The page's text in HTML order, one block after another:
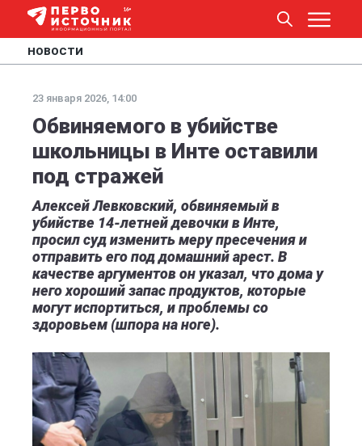
НОВОСТИ
23 января 2026, 14:00
Обвиняемого в убийстве
школьницы в Инте оставили
под стражей
Алексей Левковский, обвиняемый в
убийстве 14-летней девочки в Инте,
просил суд изменить меру пресечения и
отправить его под домашний арест. В
качестве аргументов он указал, что дома у
него хороший запас продуктов, которые
могут испортиться, и проблемы со
здоровьем (шпора на ноге).